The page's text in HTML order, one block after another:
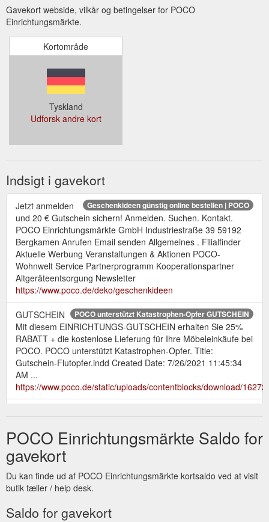
Gavekort webside, vilkår og betingelser for POCO
Einrichtungsmärkte.
Kortområde
Tyskland
Udforsk andre kort
Indsigt i gavekort
Geschenkideen günstig online bestellen | POCO
Jetzt anmelden
und 20 € Gutschein sichern! Anmelden. Suchen. Kontakt.
POCO Einrichtungsmärkte GmbH Industriestraße 39 59192
Bergkamen Anrufen Email senden Allgemeines . Filialfinder
Aktuelle Werbung Veranstaltungen & Aktionen POCO-
Wohnwelt Service Partnerprogramm Kooperationspartner
Altgeräteentsorgung Newsletter
https://www.poco.de/deko/geschenkideen
POCO unterstützt Katastrophen-Opfer GUTSCHEIN
GUTSCHEIN
Mit diesem EINRICHTUNGS-GUTSCHEIN erhalten Sie 25%
RABATT + die kostenlose Lieferung für Ihre Möbeleinkäufe bei
POCO. POCO unterstützt Katastrophen-Opfer. Title:
Gutschein-Flutopfer.indd Created Date: 7/26/2021 11:45:34
AM ...
https://www.poco.de/static/uploads/contentblocks/download/
Geprüft. Trustedshops EHI Logo SSL Computer BILD Top
Shop 2021 Deutschland Test Deutscher ...
https://www.poco.de/pages/kontakt
Rauch yourJOYce | POCO Onlineshop
Jetzt anmelden und 20 €
Gutschein sichern! Anmelden. Suchen. Kontakt. POCO
Einrichtungsmärkte GmbH Industriestraße 39 59192
Bergkamen Anrufen Email senden Allgemeines . Filialfinder
POCO Einrichtungsmärkte Saldo for
gavekort
Du kan finde ud af POCO Einrichtungsmärkte kortsaldo ved at visit
butik tæller / help desk.
Saldo for gavekort